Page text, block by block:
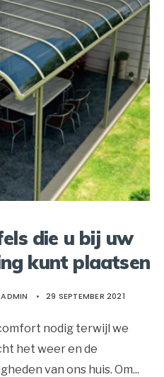
die u bij uw
kunt plaatsen
• 29 SEPTEMBER 2021
nodig terwijl we
het weer en de
van ons huis. Om...